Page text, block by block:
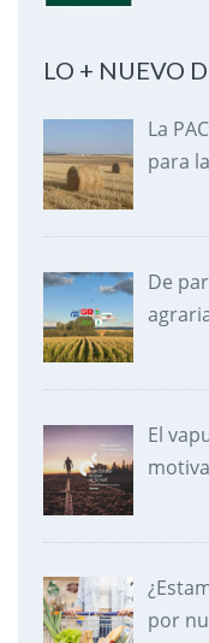
LO + NUEVO
La
para
De
El
por